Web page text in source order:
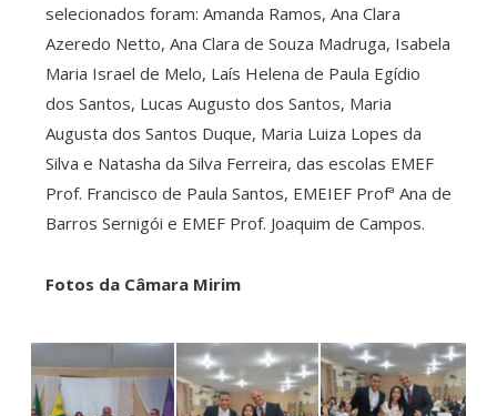
selecionados foram: Amanda Ramos, Ana Clara
Azeredo Netto, Ana Clara de Souza Madruga, Isabela
Maria Israel de Melo, Laís Helena de Paula Egídio
dos Santos, Lucas Augusto dos Santos, Maria
Augusta dos Santos Duque, Maria Luiza Lopes da
Silva e Natasha da Silva Ferreira, das escolas EMEF
Prof. Francisco de Paula Santos, EMEIEF Profª Ana de
Barros Sernigói e EMEF Prof. Joaquim de Campos.
Fotos da Câmara Mirim